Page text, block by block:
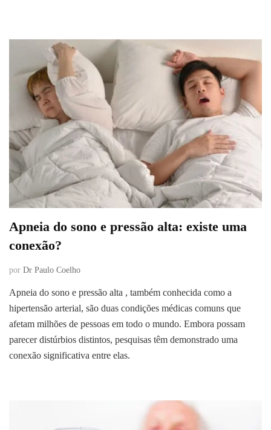
Apneia do sono e pressão alta: existe uma
conexão?
por Dr Paulo Coelho
Apneia do sono e pressão alta , também conhecida como a
hipertensão arterial, são duas condições médicas comuns que
afetam milhões de pessoas em todo o mundo. Embora possam
parecer distúrbios distintos, pesquisas têm demonstrado uma
conexão significativa entre elas.